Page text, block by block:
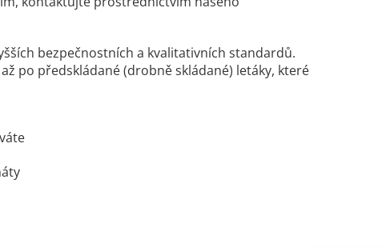
bezpečnostních a kvalitativních standardů.
po předskládané (drobně skládané) letáky, které